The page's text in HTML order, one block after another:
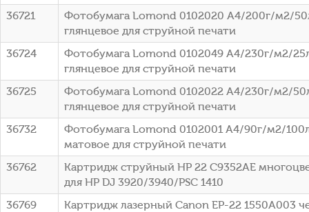
36721
Фотобумага Lomond 0102020 A4/200г/м2/
глянцевое для струйной печати
36724
Фотобумага Lomond 0102049 A4/230г/м2/
глянцевое для струйной печати
36725
Фотобумага Lomond 0102022 A4/230г/м2/
глянцевое для струйной печати
36732
Фотобумага Lomond 0102001 A4/90г/м2/
матовое для струйной печати
36762
Картридж струйный HP 22 C9352AE
для HP DJ 3920/3940/PSC 1410
36769
Картридж лазерный Canon EP-22 1550A003